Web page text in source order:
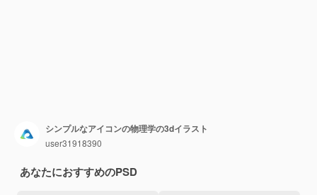
シンプルなアイコンの物理学の3dイラスト
user31918390
あなたにおすすめのPSD